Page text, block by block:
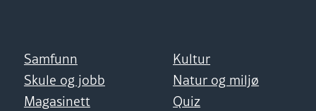
Samfunn
Kultur
Skule og jobb
Natur og miljø
Magasinett
Quiz